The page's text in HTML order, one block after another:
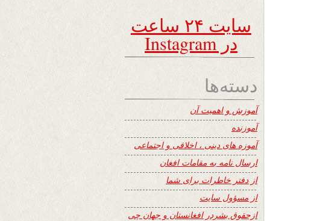
سایت ۲۴ ساعت
در Instagram
دسته‌ها
آموزش و اهمیت آن
آموزنده
آموزه های دینی ، اخلاقی و اجتماعی
ارسال نامه به مقامات افغان
از دفتر خاطرات برای شما
از مسؤول سایت
ازحقوق بشردر افغانستان و جهان چی